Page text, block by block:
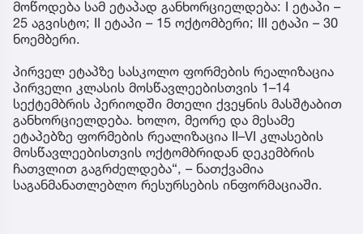
მოწოდება სამ ეტაპად განხორციელდება: I ეტაპი –
25 აგვისტო; II ეტაპი – 15 ოქტომბერი; III ეტაპი – 30
ნოემბერი.
პირველ ეტაპზე სასკოლო ფორმების რეალიზაცია
პირველი კლასის მოსწავლეებისთვის 1–14
სექტემბრის პერიოდში მთელი ქვეყნის მასშტაბით
განხორციელდება. ხოლო, მეორე და მესამე
ეტაპებზე ფორმების რეალიზაცია II–VI კლასების
მოსწავლეებისთვის ოქტომბრიდან დეკემბრის
ჩათვლით გაგრძელდება“, – ნათქვამია
საგანმანათლებლო რესურსების ინფორმაციაში.